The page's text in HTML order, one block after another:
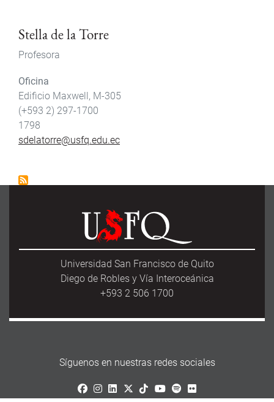
Stella de la Torre
Profesora
Oficina
Edificio Maxwell, M-305
(+593 2) 297-1700
1798
sdelatorre@usfq.edu.ec
Universidad San Francisco de Quito
Diego de Robles y Vía Interoceánica
+593 2 506 1700
Síguenos en nuestras redes sociales